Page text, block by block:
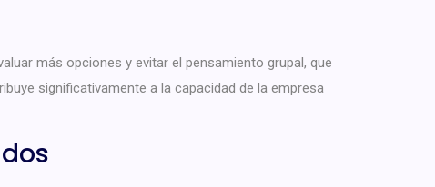
más opciones y evitar el pensamiento grupal, que
significativamente a la capacidad de la empresa